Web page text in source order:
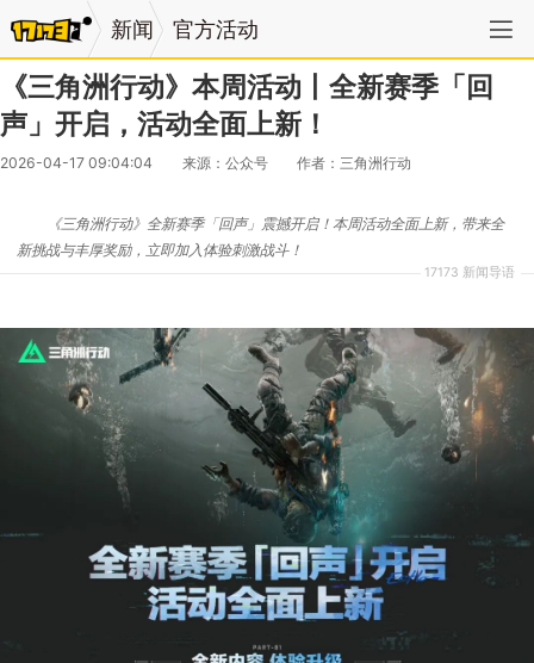
新闻 官方活动
《三角洲行动》本周活动丨全新赛季「回
声」开启，活动全面上新！
2026-04-17 09:04:04 来源：公众号 作者：三角洲行动
17173 新闻导语
《三角洲行动》全新赛季「回声」震撼开启！本周活动全面上新，带来全
新挑战与丰厚奖励，立即加入体验刺激战斗！